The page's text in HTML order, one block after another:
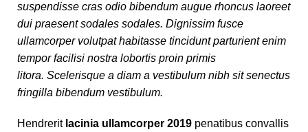
suspendisse cras odio bibendum augue rhoncus laoreet
dui praesent sodales sodales. Dignissim fusce
ullamcorper volutpat habitasse tincidunt parturient enim
tempor facilisi nostra lobortis proin primis
litora. Scelerisque a diam a vestibulum nibh sit senectus
fringilla bibendum vestibulum.
Hendrerit lacinia ullamcorper 2019 penatibus convallis